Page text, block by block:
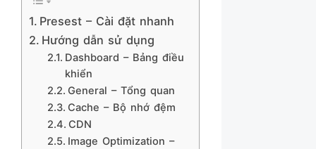
Presest – Cài đặt nhanh
Hướng dẫn sử dụng
Dashboard – Bảng điều
khiển
General – Tổng quan
Cache – Bộ nhớ đệm
CDN
Image Optimization –